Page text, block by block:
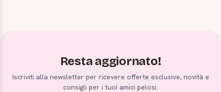
Resta aggiornato!
Iscriviti alla newsletter per ricevere offerte esclusive, novità e
consigli per i tuoi amici pelosi.